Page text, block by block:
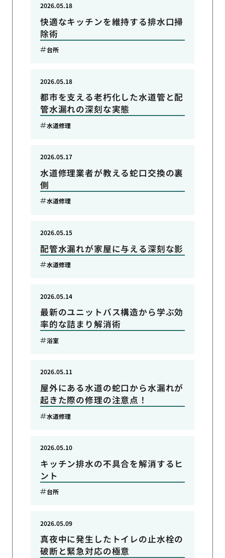
快適なキッチンを維持する排水口掃
除術
2026.05.18
台所
都市を支える老朽化した水道管と配
管水漏れの深刻な実態
2026.05.18
水道修理
水道修理業者が教える蛇口交換の裏
側
2026.05.17
水道修理
配管水漏れが家屋に与える深刻な影
2026.05.15
水道修理
最新のユニットバス構造から学ぶ効
率的な詰まり解消術
2026.05.14
浴室
屋外にある水道の蛇口から水漏れが
起きた際の修理の注意点！
2026.05.11
水道修理
キッチン排水の不具合を解消するヒ
ント
2026.05.10
台所
真夜中に発生したトイレの止水栓の
破断と緊急対応の極意
2026.05.09